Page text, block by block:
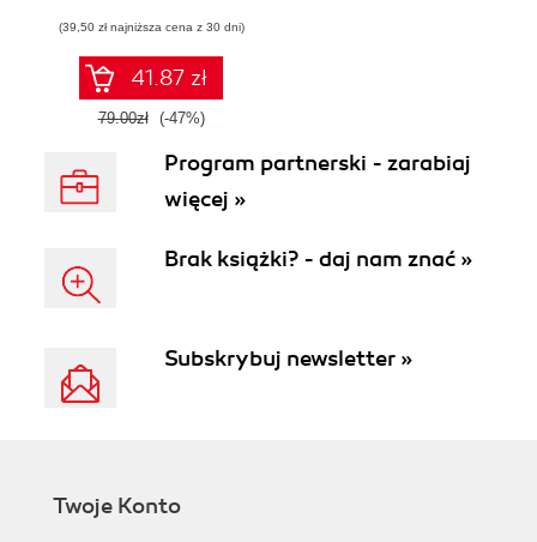
neuronowe
(39,50 zł najniższa cena z 30 dni)
41.87 zł
79.00zł (-47%)
Program partnerski - zarabiaj
więcej »
Brak książki? - daj nam znać »
Subskrybuj newsletter »
Twoje Konto